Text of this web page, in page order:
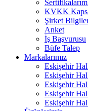
KVKK
Şirket
Anket
İş Başvurusu
Büfe Talep
Markalarımız
Eskişehir
Eskişehir
Eskişehir
Eskişehir
Eskişehir